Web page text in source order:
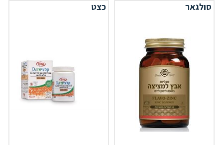
סולגאר כצט